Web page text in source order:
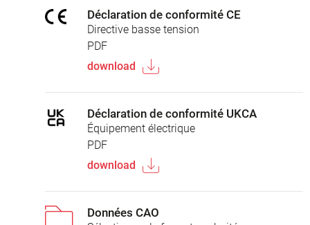
Déclaration de conformité CE
Directive basse tension
PDF
download
Déclaration de conformité UKCA
Équipement électrique
PDF
download
Données CAO